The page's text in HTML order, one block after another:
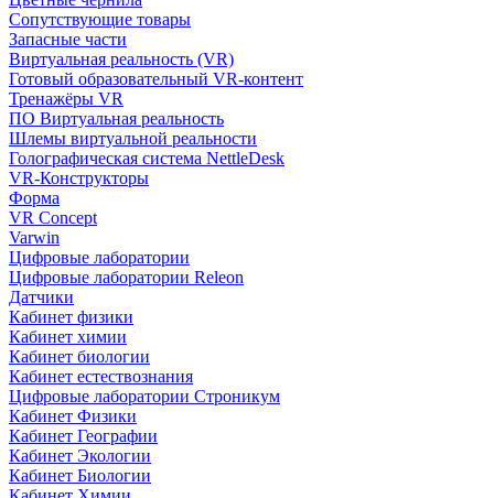
Сопутствующие товары
Запасные части
Виртуальная реальность (VR)
Готовый образовательный VR-контент
Тренажёры VR
ПО Виртуальная реальность
Шлемы виртуальной реальности
Голографическая система NettleDesk
VR-Конструкторы
Форма
VR Concept
Varwin
Цифровые лаборатории
Цифровые лаборатории Releon
Датчики
Кабинет физики
Кабинет химии
Кабинет биологии
Кабинет естествознания
Цифровые лаборатории Строникум
Кабинет Физики
Кабинет Географии
Кабинет Экологии
Кабинет Биологии